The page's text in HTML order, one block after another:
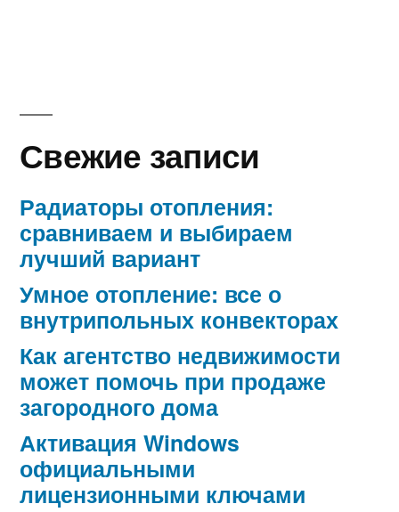
Свежие записи
Радиаторы отопления:
сравниваем и выбираем
лучший вариант
Умное отопление: все о
внутрипольных конвекторах
Как агентство недвижимости
может помочь при продаже
загородного дома
Активация Windows
официальными
лицензионными ключами